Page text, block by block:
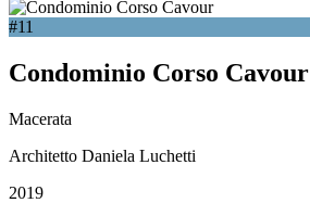
#11
Condominio Corso Cavour
Macerata
Architetto Daniela Luchetti
2019